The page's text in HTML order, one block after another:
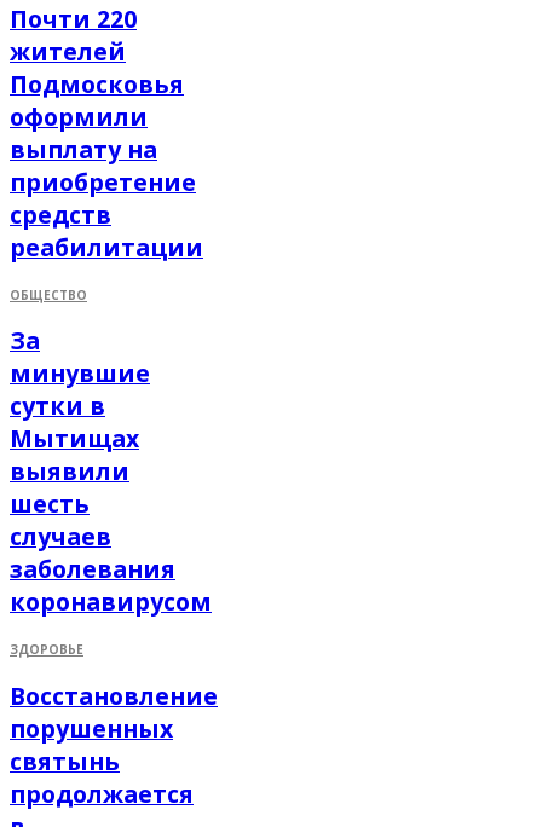
Почти 220
жителей
Подмосковья
оформили
выплату на
приобретение
средств
реабилитации
ОБЩЕСТВО
За
минувшие
сутки в
Мытищах
выявили
шесть
случаев
заболевания
коронавирусом
ЗДОРОВЬЕ
Восстановление
порушенных
святынь
продолжается